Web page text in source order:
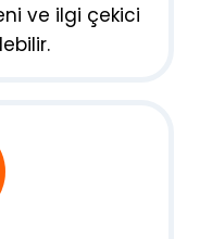
ve ilgi çekici